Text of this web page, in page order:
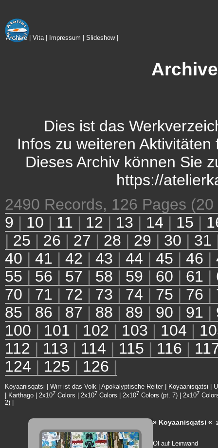
Archive| Vita| Impressum Slideshow|
Archive
Dies ist das
Infos zu weiteren
Dieses Archiv können Sie
https://
2490 Records, 126 Pages (20
9 | 10 | 11 | 12 | 13 | 14 | 15 |
| 25 | 26 | 27 | 28 | 29 | 30 | 31
40 | 41 | 42 | 43 | 44 | 45 | 46 |
55 | 56 | 57 | 58 | 59 | 60 | 61 |
70 | 71 | 72 | 73 | 74 | 75 | 76 |
85 | 86 | 87 | 88 | 89 | 90 | 91 |
100 | 101 | 102 | 103 | 104 |
112 | 113 | 114 | 115 | 116 |
124 | 125 | 126 |
Koyaanisqatsi Wirr ist das Volk| Apokalyptische Reiter| Koyaanisqatsi
Karthago| 2x107 Colors 2x107 Colors 2x107 Colors (pt. 7)| 2x107
2)|
» Koyaanisqatsi «
Öl auf Leinwand